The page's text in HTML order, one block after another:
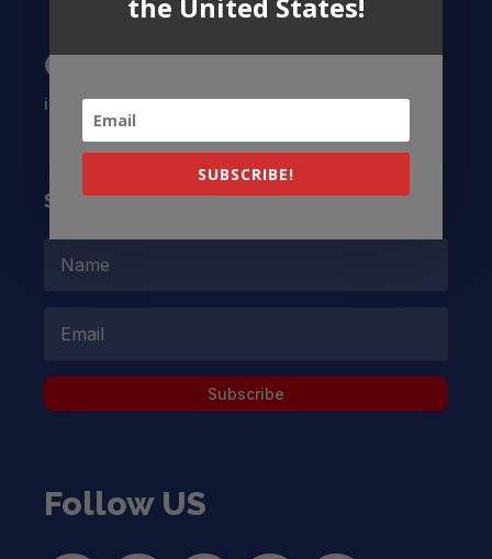
Contact US
info@latinocollaborative.org
Subscribe to our Newsletter
Subscribe
Follow US
the United States!
SUBSCRIBE!